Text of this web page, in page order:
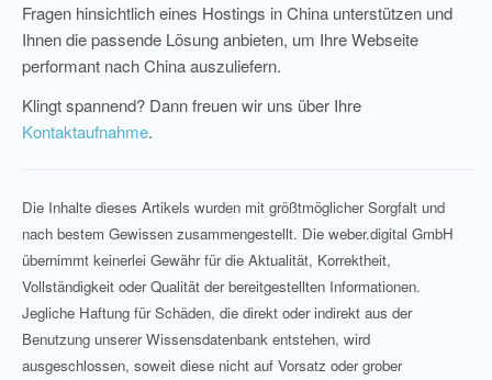
Fragen hinsichtlich eines Hostings in China unterstützen und
Ihnen die passende Lösung anbieten, um Ihre Webseite
performant nach China auszuliefern.
Klingt spannend? Dann freuen wir uns über Ihre
Kontaktaufnahme.
Die Inhalte dieses Artikels wurden mit größtmöglicher Sorgfalt und
nach bestem Gewissen zusammengestellt. Die weber.digital GmbH
übernimmt keinerlei Gewähr für die Aktualität, Korrektheit,
Vollständigkeit oder Qualität der bereitgestellten Informationen.
Jegliche Haftung für Schäden, die direkt oder indirekt aus der
Benutzung unserer Wissensdatenbank entstehen, wird
ausgeschlossen, soweit diese nicht auf Vorsatz oder grober